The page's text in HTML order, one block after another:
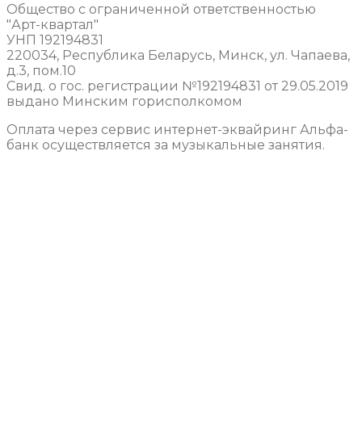
Общество с ограниченной ответственностью
"Арт-квартал"
УНП 192194831
220034, Республика Беларусь, Минск, ул. Чапаева,
д.3, пом.10
Свид. о гос. регистрации №192194831 от 29.05.2019
выдано Минским горисполкомом
Оплата через сервис интернет-эквайринг Альфа-
банк осуществляется за музыкальные занятия.